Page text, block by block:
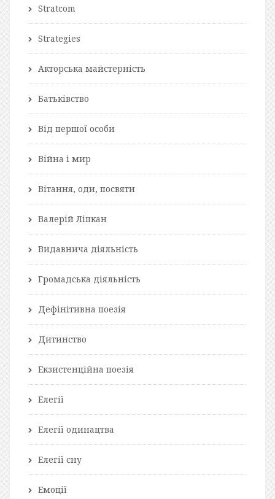
Stratcom
Strategies
Акторська майстерність
Батьківство
Від першої особи
Війна і мир
Вітання, оди, посвяти
Валерій Ліпкан
Видавнича діяльність
Громадська діяльність
Дефінітивна поезія
Дитинство
Екзистенційна поезія
Елегії
Елегії одинацтва
Елегії сну
Емоції